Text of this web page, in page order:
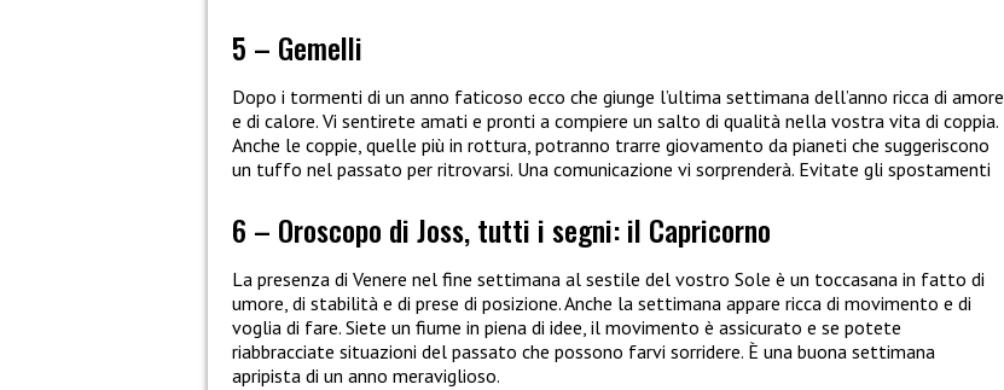
5 – Gemelli
Dopo i tormenti di un anno faticoso ecco che giunge l’ultima settimana dell’anno ricca di amore
e di calore. Vi sentirete amati e pronti a compiere un salto di qualità nella vostra vita di coppia.
Anche le coppie, quelle più in rottura, potranno trarre giovamento da pianeti che suggeriscono
un tuffo nel passato per ritrovarsi. Una comunicazione vi sorprenderà. Evitate gli spostamenti
6 – Oroscopo di Joss, tutti i segni: il Capricorno
La presenza di Venere nel fine settimana al sestile del vostro Sole è un toccasana in fatto di
umore, di stabilità e di prese di posizione. Anche la settimana appare ricca di movimento e di
voglia di fare. Siete un fiume in piena di idee, il movimento è assicurato e se potete
riabbracciate situazioni del passato che possono farvi sorridere. È una buona settimana
apripista di un anno meraviglioso.